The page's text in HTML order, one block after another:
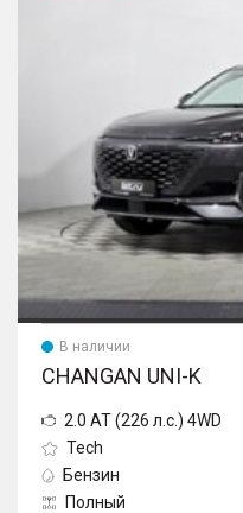
В наличии
CHANGAN UNI-K
2.0 AT (226 л.с.) 4WD
Tech
Бензин
Полный